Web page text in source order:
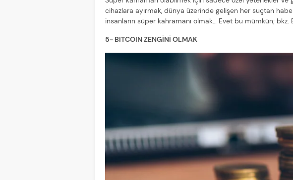
cihazlara ayırmak, dünya üzerinde gelişen her suçtan
insanların süper kahramanı olmak… Evet bu mümkün; bkz.
5- BITCOIN ZENGİNİ OLMAK